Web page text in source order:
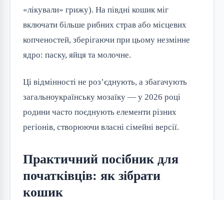
«лікували» грижу). На півдні кошик міг
включати більше рибних страв або місцевих
копченостей, зберігаючи при цьому незмінне
ядро: паску, яйця та молочне.
Ці відмінності не роз’єднують, а збагачують
загальноукраїнську мозаїку — у 2026 році
родини часто поєднують елементи різних
регіонів, створюючи власні сімейні версії.
Практичний посібник для
початківців: як зібрати
кошик